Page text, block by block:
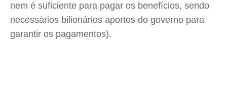
nem é suficiente para pagar os benefícios, sendo
necessários bilionários aportes do governo para
garantir os pagamentos).